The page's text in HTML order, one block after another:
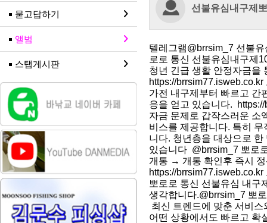
묻고답하기
앨범
스탭게시판
선불유심내구제
텔레그램@brrsim_7 선불
로로 통신 선불유심내구제
청년 긴급 생활 안정자금을
https://brrsim77.isweb.co.kr
가전 내구제부터 빠르고 간
응을 얻고 있습니다.
자금 문제로 갑작스러운 소
비스를 제공합니다. 특히
니다. 청년층을 대상으로
있습니다 @brrsim_7 뽀로
개통 → 개통 확인후 즉시
https://brrsim77.isweb.co.kr
뽀로로 통신 선불유심 내구
생각합니다.@brrsim_7 뽀
최신 트렌드에 맞춘 서비
어떤 상황에서도 빠르고 확